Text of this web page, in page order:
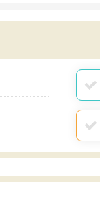
あれば自学自習で
からず辞めること